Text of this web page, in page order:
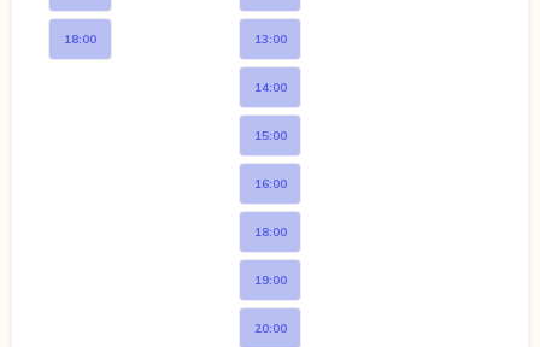
18:00 13:00
14:00
15:00
16:00
18:00
19:00
20:00